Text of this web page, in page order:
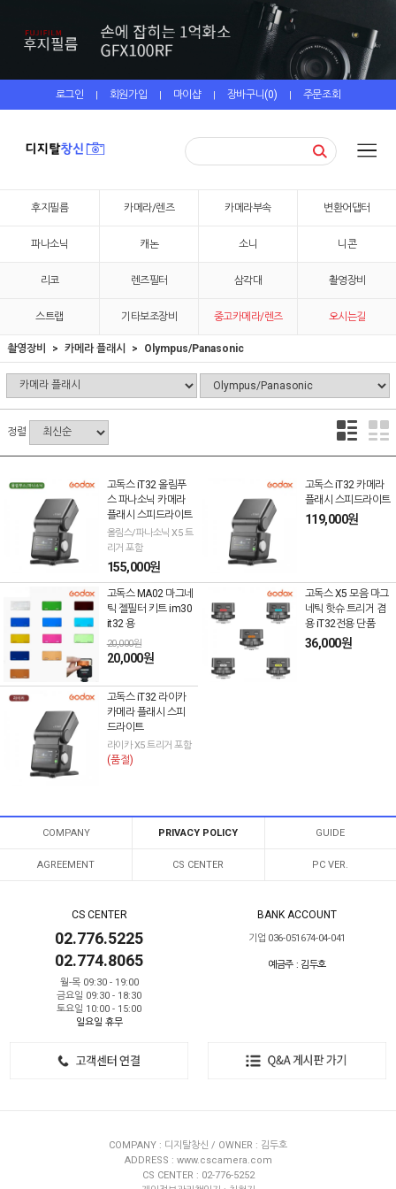
로그인 | 회원가입 | 마이샵 | 장바구니(0) | 주문조회
후지필름 카메라/렌즈 카메라부속 변환어댑터
파나소닉 캐논 소니 니콘
리코 렌즈필터 삼각대 촬영장비
스트랩 기타보조장비 중고카메라/렌즈 오시는길
촬영장비 카메라 플래시 Olympus/Panasonic
정렬
고독스 iT32 올림푸
스 파나소닉 카메라
플래시 스피드라이트
올림스/파나소닉 X5 트
리거 포함
155,000원
고독스 iT32 카메라
플래시 스피드라이트
119,000원
고독스 MA02 마그네
틱 젤필터 키트 im30
it32 용
20,000원
20,000원
고독스 X5 모음 마그
네틱 핫슈 트리거 겸
용 iT32전용 단품
36,000원
고독스 iT32 라이카
카메라 플래시 스피
드라이트
라이카 X5 트리거 포함
(품절)
COMPANY PRIVACY POLICY GUIDE
AGREEMENT CS CENTER PC VER.
CS CENTER
02.776.5225
02.774.8065
월-목 09:30 - 19:00
금요일 09:30 - 18:30
토요일 10:00 - 15:00
일요일 휴무
BANK ACCOUNT
기업 036-051674-04-041
예금주 : 김두호
COMPANY : 디지탈창신 / OWNER : 김두호
ADDRESS : www.cscamera.com
CS CENTER : 02-776-5252